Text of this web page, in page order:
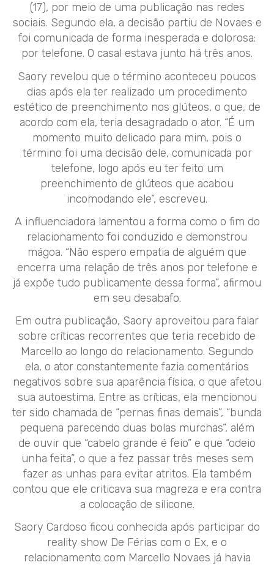
(17), por meio de uma publicação nas redes
sociais. Segundo ela, a decisão partiu de Novaes e
foi comunicada de forma inesperada e dolorosa:
por telefone. O casal estava junto há três anos.
Saory revelou que o término aconteceu poucos
dias após ela ter realizado um procedimento
estético de preenchimento nos glúteos, o que, de
acordo com ela, teria desagradado o ator. “É um
momento muito delicado para mim, pois o
término foi uma decisão dele, comunicada por
telefone, logo após eu ter feito um
preenchimento de glúteos que acabou
incomodando ele”, escreveu.
A influenciadora lamentou a forma como o fim do
relacionamento foi conduzido e demonstrou
mágoa. “Não espero empatia de alguém que
encerra uma relação de três anos por telefone e
já expõe tudo publicamente dessa forma”, afirmou
em seu desabafo.
Em outra publicação, Saory aproveitou para falar
sobre críticas recorrentes que teria recebido de
Marcello ao longo do relacionamento. Segundo
ela, o ator constantemente fazia comentários
negativos sobre sua aparência física, o que afetou
sua autoestima. Entre as críticas, ela mencionou
ter sido chamada de “pernas finas demais”, “bunda
pequena parecendo duas bolas murchas”, além
de ouvir que “cabelo grande é feio” e que “odeio
unha feita”, o que a fez passar três meses sem
fazer as unhas para evitar atritos. Ela também
contou que ele criticava sua magreza e era contra
a colocação de silicone.
Saory Cardoso ficou conhecida após participar do
reality show De Férias com o Ex, e o
relacionamento com Marcello Novaes já havia